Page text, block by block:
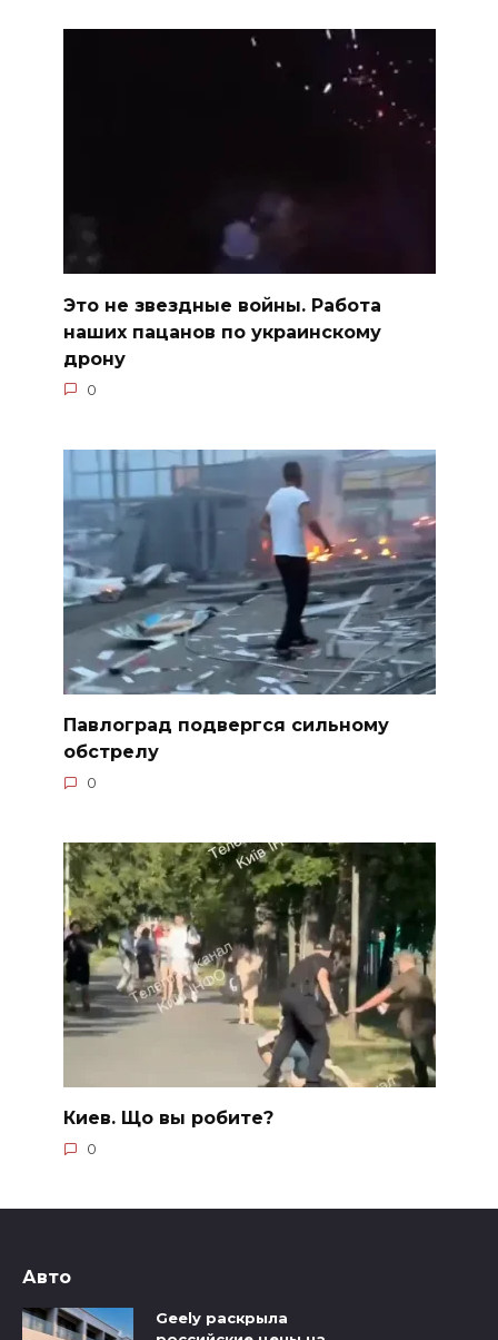
Это не звездные войны. Работа
наших пацанов по украинскому
дрону
0
Павлоград подвергся сильному
обстрелу
0
Киев. Що вы робите?
0
Авто
Geely раскрыла